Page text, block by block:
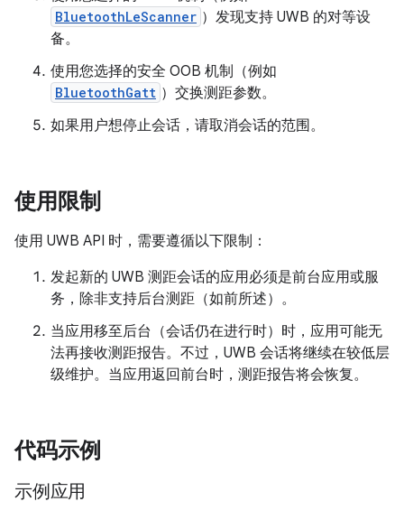
BluetoothLeScanner ）发现支持 UWB 的对等设
备。
使用您选择的安全 OOB 机制（例如
BluetoothGatt ）交换测距参数。
如果用户想停止会话，请取消会话的范围。
使用限制
使用 UWB API 时，需要遵循以下限制：
发起新的 UWB 测距会话的应用必须是前台应用或服
务，除非支持后台测距（如前所述）。
当应用移至后台（会话仍在进行时）时，应用可能无
法再接收测距报告。不过，UWB 会话将继续在较低层
级维护。当应用返回前台时，测距报告将会恢复。
代码示例
示例应用